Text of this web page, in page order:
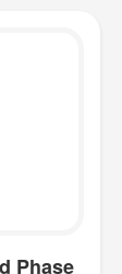
Phase